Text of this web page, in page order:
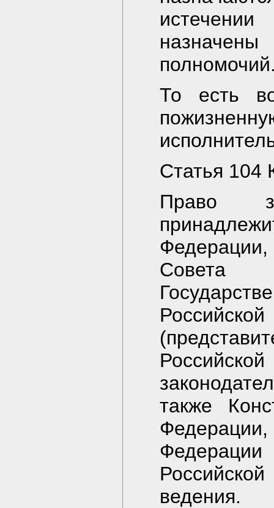
То есть
Статья 104
Право
Совета
также
ведения.